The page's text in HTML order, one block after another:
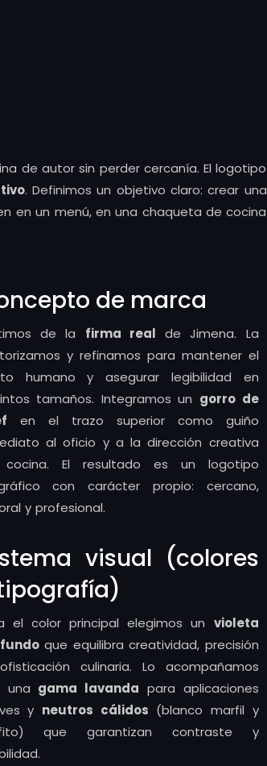
de autor sin perder cercanía. El logotipo
. Definimos un objetivo claro: crear una
en un menú, en una chaqueta de cocina
de marca
de la firma real de Jimena. La
y refinamos para mantener el
humano y asegurar legibilidad en
tamaños. Integramos un gorro de
en el trazo superior como guiño
al oficio y a la dirección creativa
El resultado es un logotipo
con carácter propio: cercano,
y profesional.
visual (colores
el color principal elegimos un violeta
que equilibra creatividad, precisión
culinaria. Lo acompañamos
una gama lavanda para aplicaciones
y neutros cálidos (blanco marfil y
que garantizan contraste y